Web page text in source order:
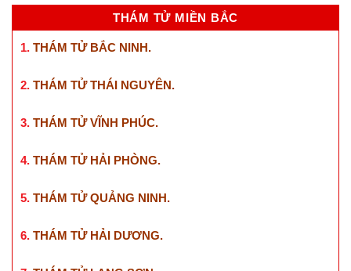
THÁM TỬ MIỀN BẮC
1. THÁM TỬ BẮC NINH.
2. THÁM TỬ THÁI NGUYÊN.
3. THÁM TỬ VĨNH PHÚC.
4. THÁM TỬ HẢI PHÒNG.
5. THÁM TỬ QUẢNG NINH.
6. THÁM TỬ HẢI DƯƠNG.